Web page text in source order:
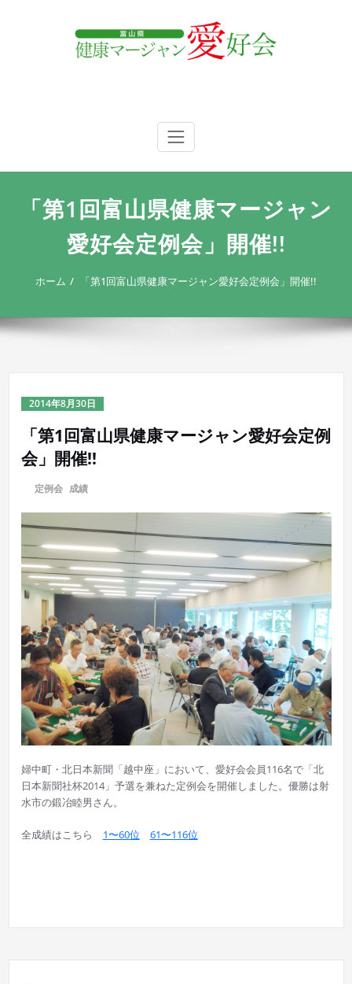
富山県 健康マージャン愛好会
「第1回富山県健康マージャン
愛好会定例会」開催!!
ホーム 「第1回富山県健康マージャン愛好会定例会」開催!!
2014年8月30日
「第1回富山県健康マージャン愛好会定例
会」開催!!
定例会, 成績
婦中町・北日本新聞「越中座」において、愛好会会員116名で「北
日本新聞社杯2014」予選を兼ねた定例会を開催しました。優勝は射
水市の鍛冶睦男さん。
全成績はこちら 1〜60位 61〜116位